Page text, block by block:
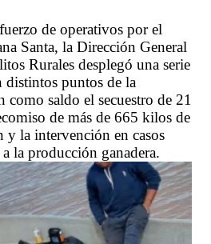
de operativos por el
Santa, la Dirección General
Rurales desplegó una serie
distintos puntos de la
como saldo el secuestro de 21
de más de 665 kilos de
y la intervención en casos
la producción ganadera.